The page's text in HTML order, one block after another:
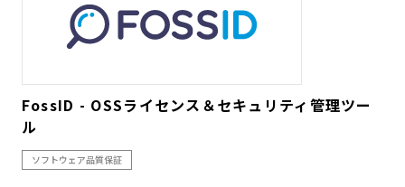
FossID - OSSライセンス＆セキュリティ管理ツー
ル
ソフトウェア品質保証